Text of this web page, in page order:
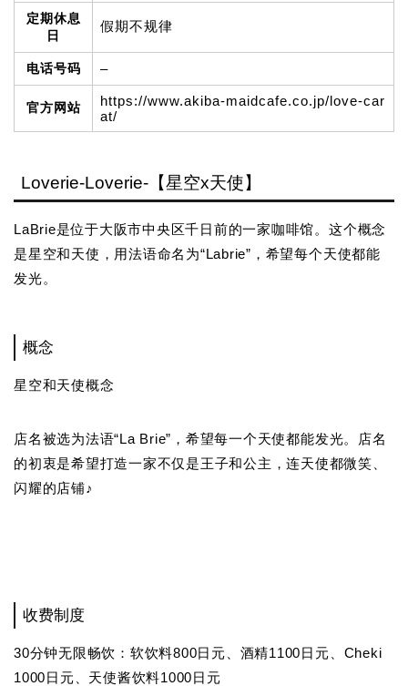
定期休息
日
假期不规律
电话号码 –
官方网站
https://www.akiba-maidcafe.co.jp/love-car
at/
Loverie-Loverie-【星空x天使】
LaBrie是位于大阪市中央区千日前的一家咖啡馆。这个概念
是星空和天使，用法语命名为“Labrie”，希望每个天使都能
发光。
概念
星空和天使概念
店名被选为法语“La Brie”，希望每一个天使都能发光。店名
的初衷是希望打造一家不仅是王子和公主，连天使都微笑、
闪耀的店铺♪
收费制度
30分钟无限畅饮：软饮料800日元、酒精1100日元、Cheki
1000日元、天使酱饮料1000日元